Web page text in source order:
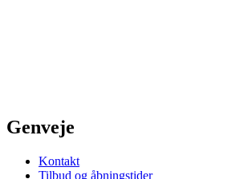
Genveje
Kontakt
Tilbud og åbningstider